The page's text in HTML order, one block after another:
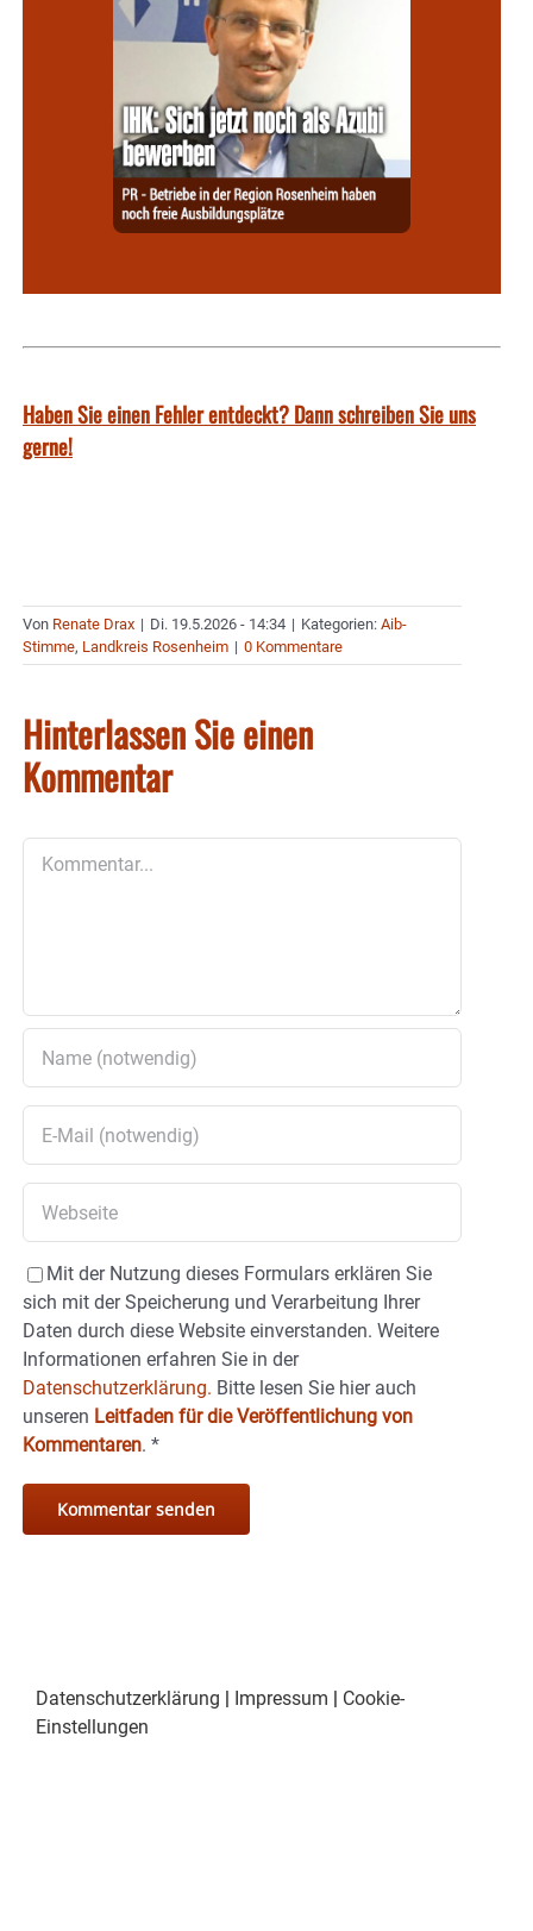
Haben Sie einen Fehler entdeckt? Dann schreiben Sie uns
gerne!
Von Renate Drax | Di. 19.5.2026 - 14:34 | Kategorien: Aib-
Stimme, Landkreis Rosenheim | 0 Kommentare
Hinterlassen Sie einen
Kommentar
Mit der Nutzung dieses Formulars erklären Sie
sich mit der Speicherung und Verarbeitung Ihrer
Daten durch diese Website einverstanden. Weitere
Informationen erfahren Sie in der
Datenschutzerklärung. Bitte lesen Sie hier auch
unseren Leitfaden für die Veröffentlichung von
Kommentaren. *
Datenschutzerklärung Impressum
Cookie-
Einstellungen